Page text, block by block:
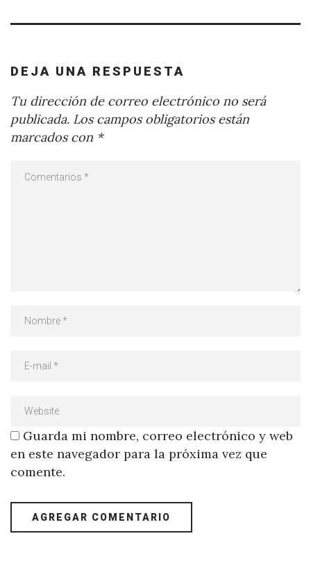
DEJA UNA RESPUESTA
Tu dirección de correo electrónico no será
publicada. Los campos obligatorios están
marcados con *
Guarda mi nombre, correo electrónico y web
en este navegador para la próxima vez que
comente.